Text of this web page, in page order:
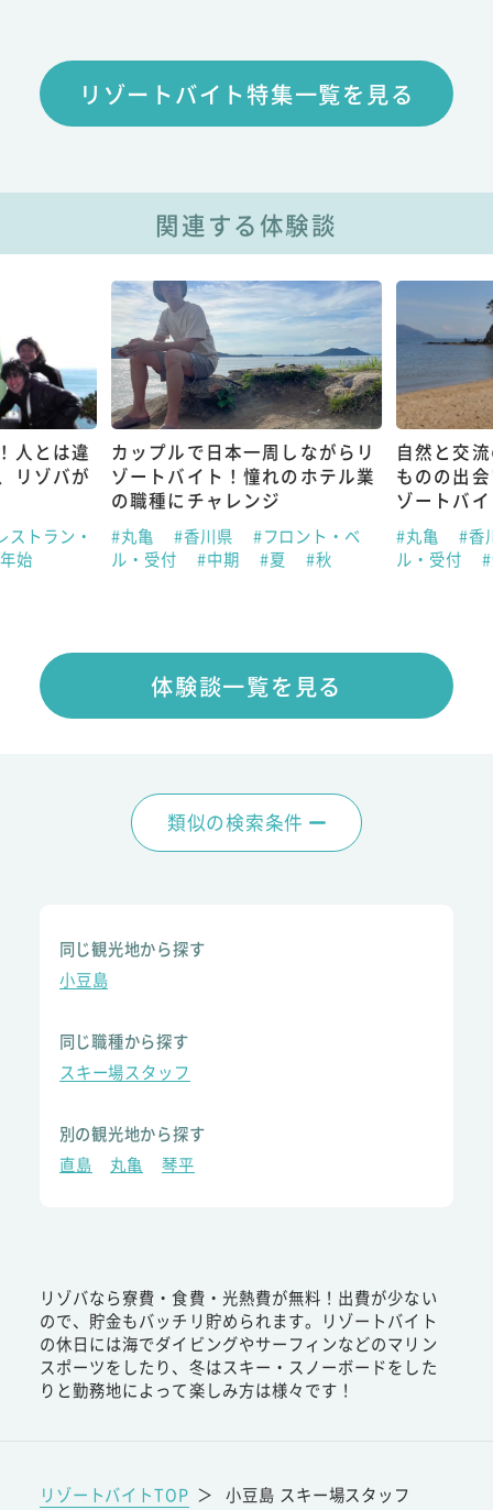
リゾートバイト特集一覧を見る
関連する体験談
人とは違
リゾバが
ストラン・
始
カップルで日本一周しながらリ
ゾートバイト！憧れのホテル業
の職種にチャレンジ
#丸亀 #香川県
#フロント・ベ
ル・受付
#中期 #夏 #秋
自然と交
ものの出
ゾートバ
#丸亀
#香
ル・受付
体験談一覧を見る
類似の検索条件
同じ観光地から探す
小豆島
同じ職種から探す
スキー場スタッフ
別の観光地から探す
直島
丸亀 琴平
リゾバなら寮費・食費・光熱費が無料！出費が少ない
ので、貯金もバッチリ貯められます。リゾートバイト
の休日には海でダイビングやサーフィンなどのマリン
スポーツをしたり、冬はスキー・スノーボードをした
りと勤務地によって楽しみ方は様々です！
リゾートバイトTOP ＞ 小豆島 スキー場スタッフ